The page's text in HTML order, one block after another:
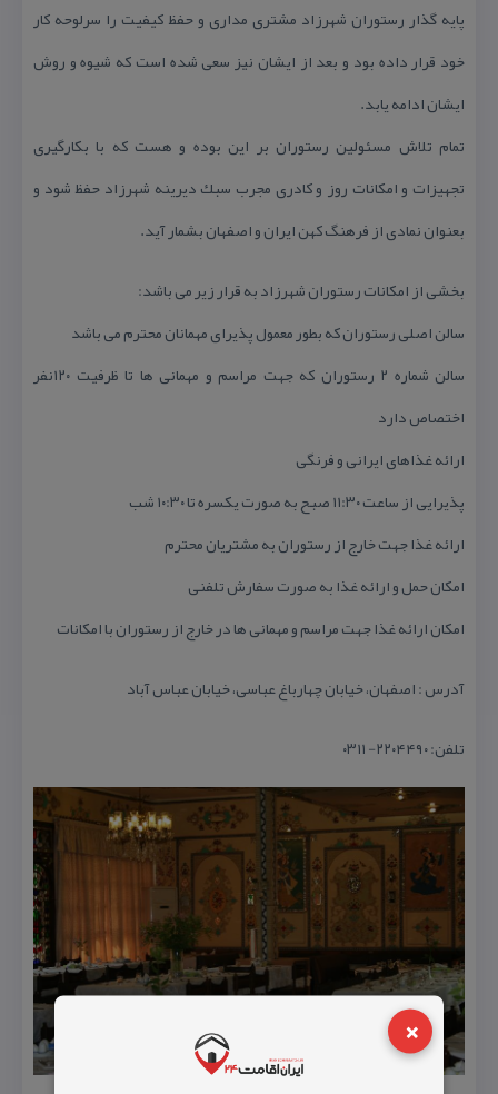
×
پایه گذار رستوران شهرزاد مشتری مداری و حفظ كیفیت را سرلوحه كار
خود قرار داده بود و بعد از ایشان نیز سعی شده است كه شیوه و روش
ایشان ادامه یابد.
تمام تلاش مسئولین رستوران بر این بوده و هست كه با بكارگیری
تجهیزات و امكانات روز و كادری مجرب سبك دیرینه شهرزاد حفظ شود و
بعنوان نمادی از فرهنگ كهن ایران و اصفهان بشمار آید.
بخشی از امكانات رستوران شهرزاد به قرار زیر می باشد:
سالن اصلی رستوران كه بطور معمول پذیرای مهمانان محترم می باشد
سالن شماره ۲ رستوران كه جهت مراسم و مهمانی ها تا ظرفیت ۱۲۰نفر
اختصاص دارد
ارائه غذاهای ایرانی و فرنگی
پذیرایی از ساعت ۱۱:۳۰ صبح به صورت یكسره تا ۱۰:۳۰ شب
ارائه غذا جهت خارج از رستوران به مشتریان محترم
امكان حمل و ارائه غذا به صورت سفارش تلفنی
امكان ارائه غذا جهت مراسم و مهمانی ها در خارج از رستوران با امكانات
آدرس : اصفهان، خیابان چهارباغ عباسی، خیابان عباس آباد
تلفن: ۲۲۰۴۴۹۰- ۰۳۱۱